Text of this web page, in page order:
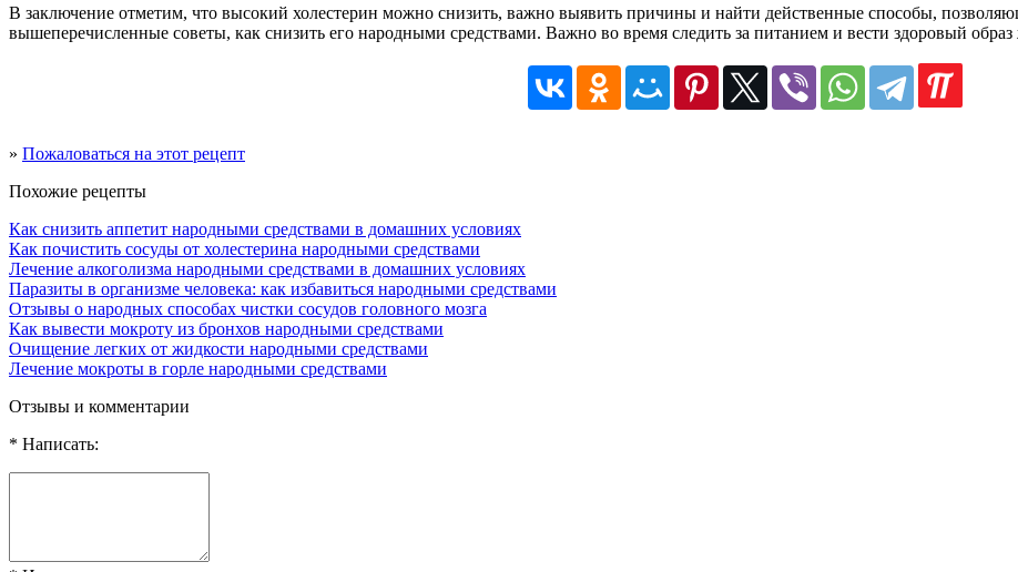
В заключение отметим, что высокий холестерин можно снизить, важно выявить причины и найти действенные способы,
вышеперечисленные советы, как снизить его народными средствами. Важно во время следить за питанием и вести здоровый
» Пожаловаться на этот рецепт
Похожие рецепты
Как снизить аппетит народными средствами в домашних условиях
Как почистить сосуды от холестерина народными средствами
Лечение алкоголизма народными средствами в домашних условиях
Паразиты в организме человека: как избавиться народными средствами
Отзывы о народных способах чистки сосудов головного мозга
Как вывести мокроту из бронхов народными средствами
Очищение легких от жидкости народными средствами
Лечение мокроты в горле народными средствами
Отзывы и комментарии
* Написать: